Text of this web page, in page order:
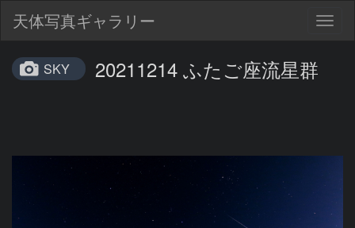
天体写真ギャラリー
SKY 20211214 ふたご座流星群